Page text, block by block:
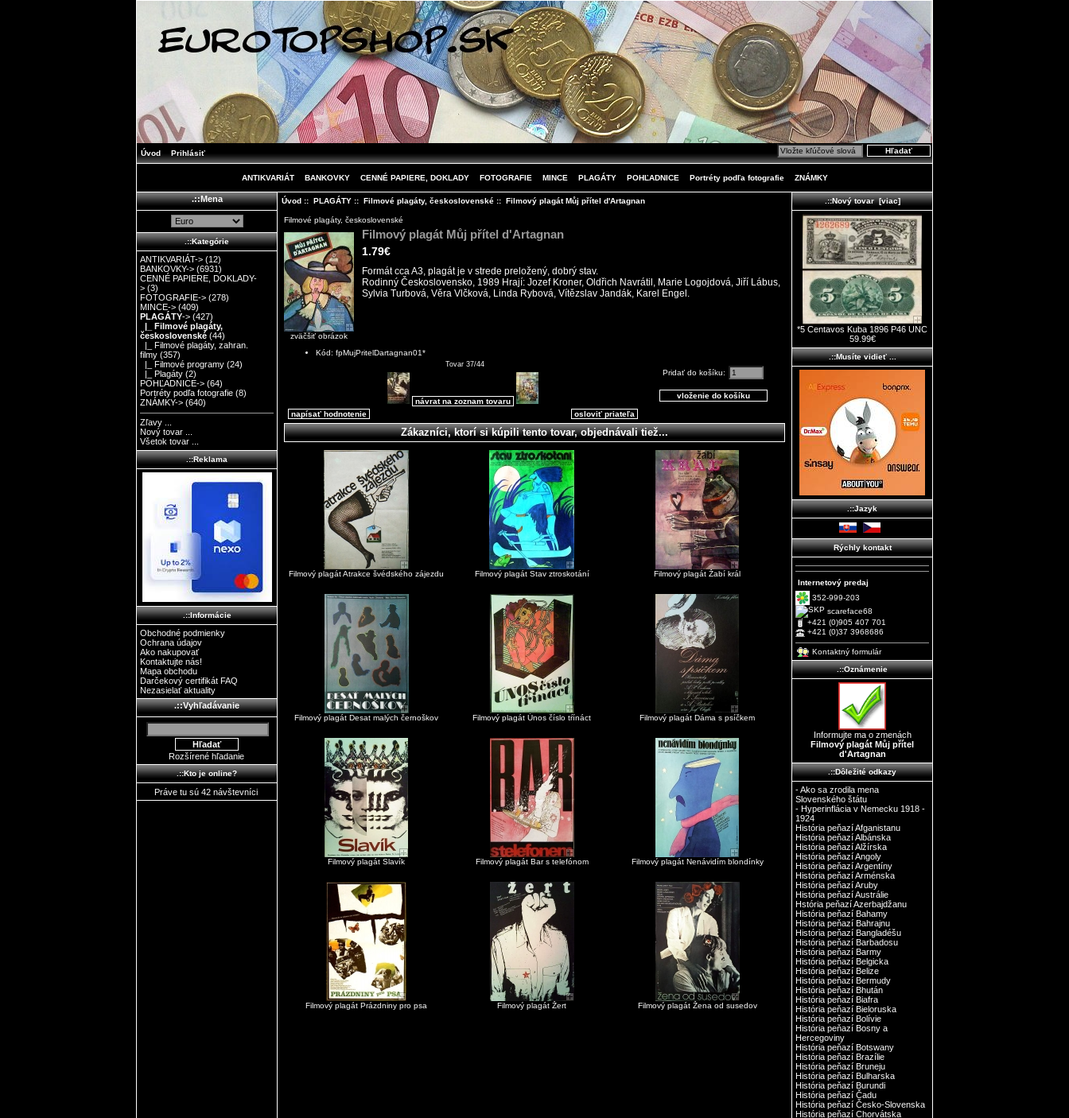
Úvod Prihlásiť
ANTIKVARIÁT BANKOVKY CENNÉ PAPIERE, DOKLADY FOTOGRAFIE MINCE PLAGÁTY POHĽADNICE Portréty podľa fotografie ZNÁMKY
.::Mena
.::Kategórie
ANTIKVARIÁT-> (12)
BANKOVKY-> (6931)
CENNÉ PAPIERE, DOKLADY-
> (3)
FOTOGRAFIE-> (278)
MINCE-> (409)
PLAGÁTY-> (427)
|_ Filmové plagáty,
československé (44)
|_ Filmové plagáty, zahran.
filmy (357)
|_ Filmové programy (24)
|_ Plagáty (2)
POHĽADNICE-> (64)
Portréty podľa fotografie (8)
ZNÁMKY-> (640)
Zľavy ...
Nový tovar ...
Všetok tovar ...
.::Reklama
.::Informácie
Obchodné podmienky
Ochrana údajov
Ako nakupovať
Kontaktujte nás!
Mapa obchodu
Darčekový certifikát FAQ
Nezasielať aktuality
.::Vyhľadávanie
Rozšírené hľadanie
.::Kto je online?
Práve tu sú 42 návštevníci
Úvod:: PLAGÁTY:: Filmové plagáty, československé:: Filmový plagát Můj přítel d'Artagnan
Filmové plagáty, československé
zväčšiť obrázok
Filmový plagát Můj přítel d'Artagnan
1.79€
Formát cca A3, plagát je v strede preložený, dobrý stav.
Rodinný Československo, 1989 Hrají: Jozef Kroner, Oldřich Navrátil, Marie Logojdová, Jiří Lábus,
Sylvia Turbová, Věra Vlčková, Linda Rybová, Vítězslav Jandák, Karel Engel.
Pridať do košíku:
Kód: fpMujPritelDartagnan01*
Tovar 37/44
návrat na zoznam tovaru
osloviť priateľa
napísať hodnotenie
Zákazníci, ktorí si kúpili tento tovar, objednávali tiež...
Filmový plagát Atrakce švédského zájezdu Filmový plagát Stav ztroskotání Filmový plagát Žabí král
Filmový plagát Desat malých černoškov Filmový plagát Únos číslo tŕínáct Filmový plagát Dáma s psíčkem
Filmový plagát Slavík Filmový plagát Bar s telefónom Filmový plagát Nenávidím blondínky
Filmový plagát Prázdniny pro psa Filmový plagát Žert Filmový plagát Žena od susedov
.::Nový tovar [viac]
*5 Centavos Kuba 1896 P46 UNC
59.99€
.::Musíte vidieť ...
.::Jazyk
Rýchly kontakt
Internetový predaj
352-999-203
scareface68
+421 (0)905 407 701
+421 (0)37 3968686
Kontaktný formulár
.::Oznámenie
Informujte ma o zmenách
Filmový plagát Můj přítel
d'Artagnan
.::Dôležité odkazy
- Ako sa zrodila mena
Slovenského štátu
- Hyperinflácia v Nemecku 1918 -
1924
História peňazí Afganistanu
História peňazí Albánska
História peňazí Alžírska
História peňazí Angoly
História peňazí Argentíny
História peňazí Arménska
História peňazí Aruby
História peňazí Austrálie
Hstória peňazí Azerbajdžanu
História peňazí Bahamy
História peňazí Bahrajnu
História peňazí Bangladéšu
História peňazí Barbadosu
História peňazí Barmy
História peňazí Belgicka
História peňazí Belize
História peňazí Bermudy
História peňazí Bhután
História peňazí Biafra
História peňazí Bieloruska
História peňazí Bolívie
História peňazí Bosny a
Hercegoviny
História peňazí Botswany
História peňazí Brazílie
História peňazí Bruneju
História peňazí Bulharska
História peňazí Burundi
História peňazí Čadu
História peňazí Česko-Slovenska
História peňazí Chorvátska